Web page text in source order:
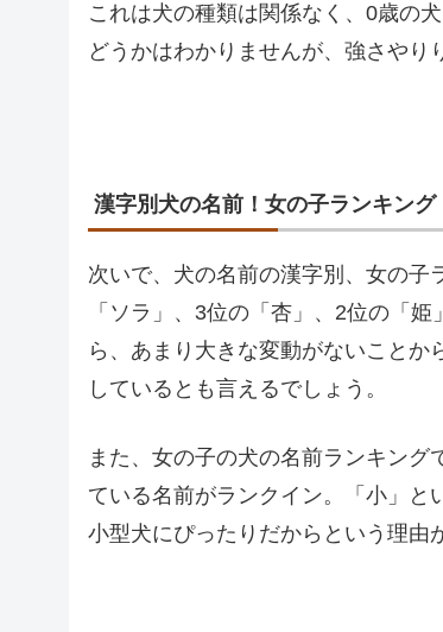
これは犬の種類は関係なく、0歳の
どうかはわかりませんが、強さやり
漢字別犬の名前！女の子ランキング
次いで、犬の名前の漢字別、女の子
「ソラ」、3位の「杏」、2位の「
ら、あまり大きな変動がないこと
しているとも言えるでしょう。
また、女の子の犬の名前ランキン
ている名前がランクイン。「小」と
小型犬にぴったりだからという理由